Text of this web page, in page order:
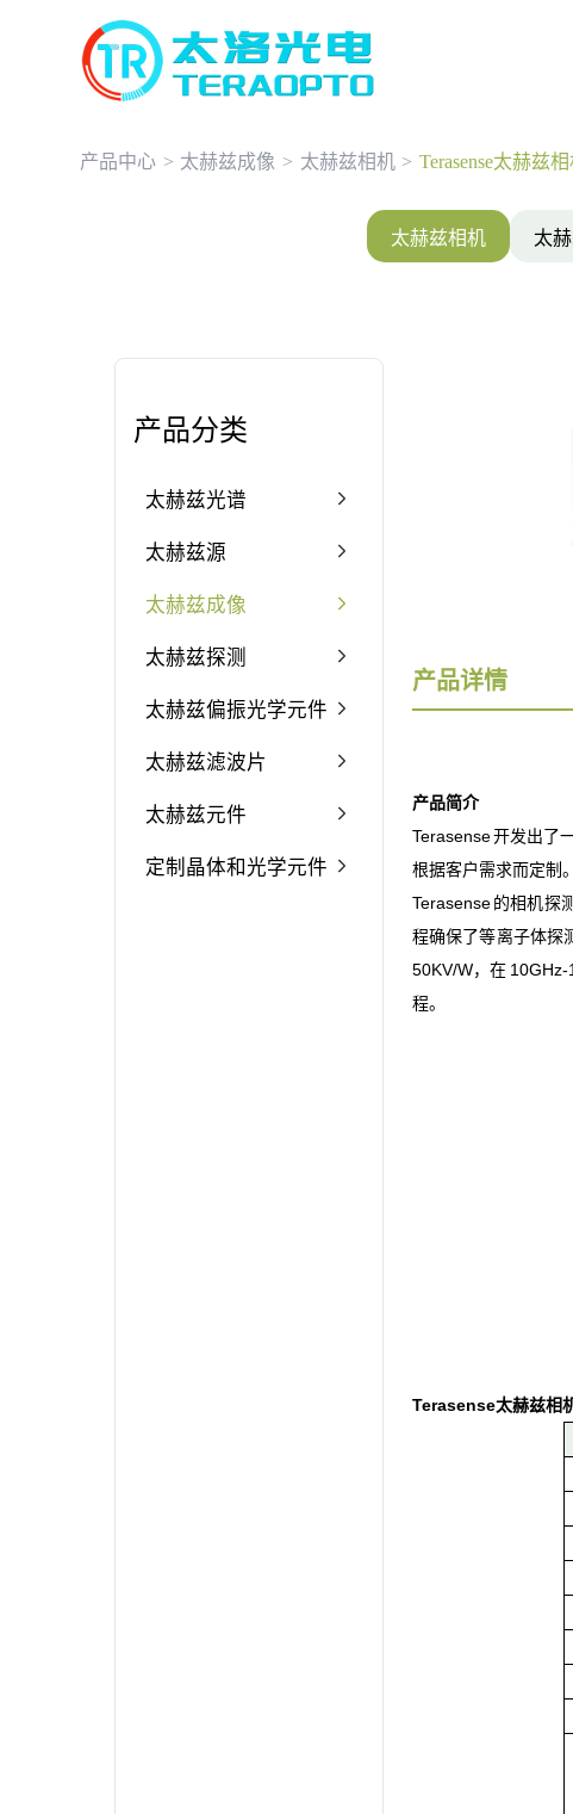
产品中心 > 太赫兹成像 > 太赫兹相机 > Terasense太赫兹
太赫兹相机 太
产品分类
太赫兹光谱
太赫兹源
太赫兹成像
太赫兹探测
太赫兹偏振光学元件
太赫兹滤波片
太赫兹元件
定制晶体和光学元件
产品详情
产品简介
Terasense 开发出了
根据客户需求而定制
Terasense 的相机探
程确保了等离子体探
50KV/W，在
程。
Terasense太赫兹相